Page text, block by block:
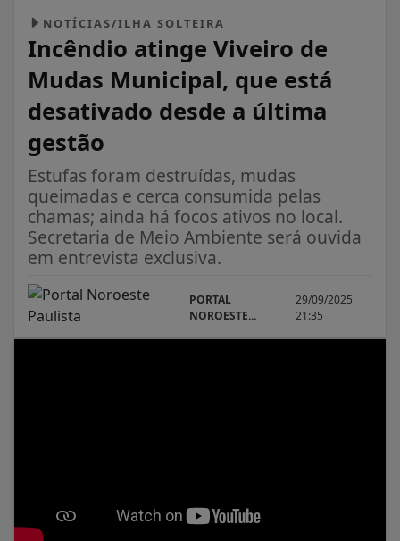
NOTÍCIAS/ILHA SOLTEIRA
Incêndio atinge Viveiro de
Mudas Municipal, que está
desativado desde a última
gestão
Estufas foram destruídas, mudas
queimadas e cerca consumida pelas
chamas; ainda há focos ativos no local.
Secretaria de Meio Ambiente será ouvida
em entrevista exclusiva.
PORTAL
NOROESTE...
29/09/2025
21:35